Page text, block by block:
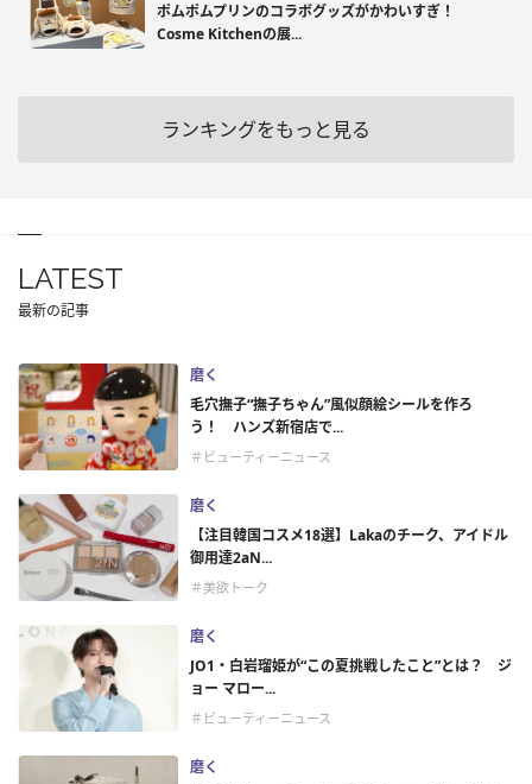
ポムポムプリンのコラボグッズがかわいすぎ！
Cosme Kitchenの展...
ランキングをもっと見る
LATEST
最新の記事
磨く
毛穴撫子“撫子ちゃん”風似顔絵シールを作ろ
う！ ハンズ新宿店で...
＃ビューティーニュース
磨く
【注目韓国コスメ18選】Lakaのチーク、アイドル
御用達2aN...
＃美欲トーク
磨く
JO1・白岩瑠姫が“この夏挑戦したこと”とは？ ジ
ョー マロー...
＃ビューティーニュース
磨く